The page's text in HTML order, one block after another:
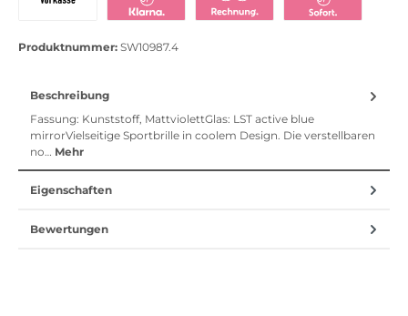
Produktnummer: SW10987.4
Beschreibung
Fassung: Kunststoff, MattviolettGlas: LST active blue
mirrorVielseitige Sportbrille in coolem Design. Die verstellbaren
no… Mehr
Eigenschaften
Bewertungen